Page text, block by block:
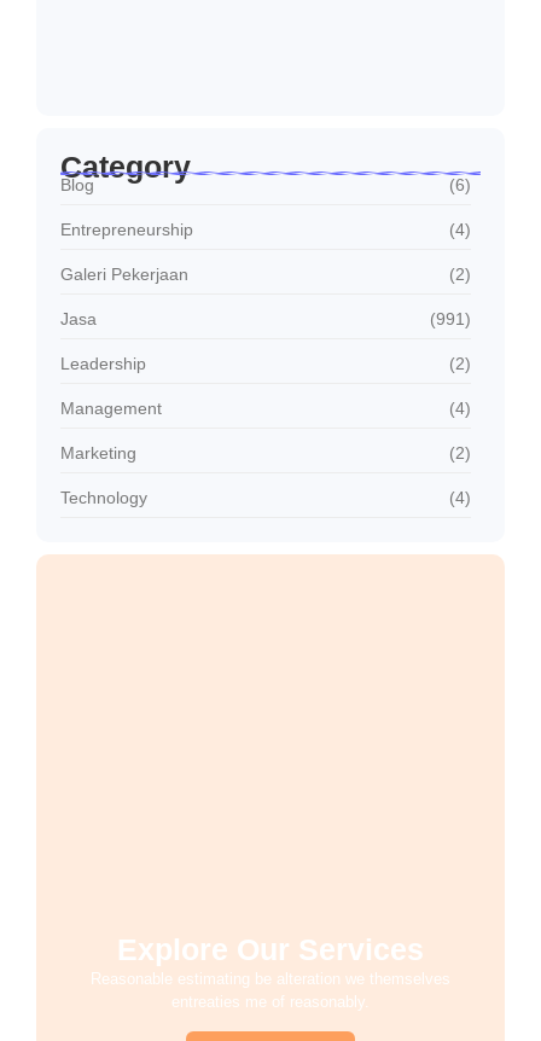
Category
Blog (6)
Entrepreneurship (4)
Galeri Pekerjaan (2)
Jasa (991)
Leadership (2)
Management (4)
Marketing (2)
Technology (4)
Explore Our Services
Reasonable estimating be alteration we themselves
entreaties me of reasonably.